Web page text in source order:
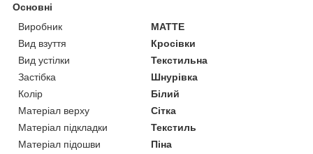
Основні
Виробник
MATTE
Вид взуття
Кросівки
Вид устілки
Текстильна
Застібка
Шнурівка
Колір
Білий
Матеріал верху
Сітка
Матеріал підкладки
Текстиль
Матеріал підошви
Піна